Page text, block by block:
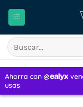
Buscar
por: